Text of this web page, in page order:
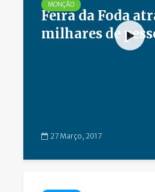
MONÇÃO
Feira da Foda
milhares de
27 Março, 2017